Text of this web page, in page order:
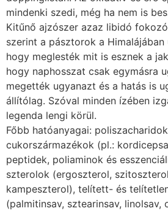
mindenki szedi, még ha nem is
Kitűnő ajzószer azaz libidó
szerint a pásztorok a
hogy meglesték mit is esznek a
hogy naphosszat csak egymásra
megették ugyanazt és a hatás is
állítólag. Szóval minden ízében
legenda lengi körül.
Főbb hatóanyagai:
cukorszármazékok (pl.:
peptidek, poliaminok és
szterolok (ergoszterol,
kampeszterol), telített- és
(palmitinsav, sztearinsav, linolsav,